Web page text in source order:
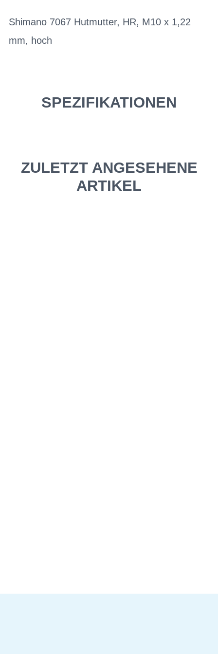
Shimano 7067 Hutmutter, HR, M10 x 1,22
mm, hoch
SPEZIFIKATIONEN
ZULETZT ANGESEHENE
ARTIKEL